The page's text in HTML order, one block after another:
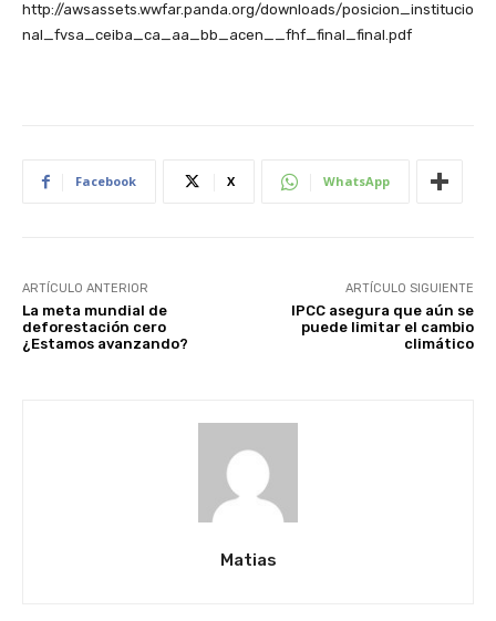
http://awsassets.wwfar.panda.org/downloads/posicion_institucio
nal_fvsa_ceiba_ca_aa_bb_acen__fhf_final_final.pdf
Facebook X WhatsApp
ARTÍCULO ANTERIOR
La meta mundial de
deforestación cero
¿Estamos avanzando?
ARTÍCULO SIGUIENTE
IPCC asegura que aún se
puede limitar el cambio
climático
Matias